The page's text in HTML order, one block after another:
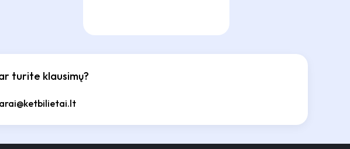
turite klausimų?